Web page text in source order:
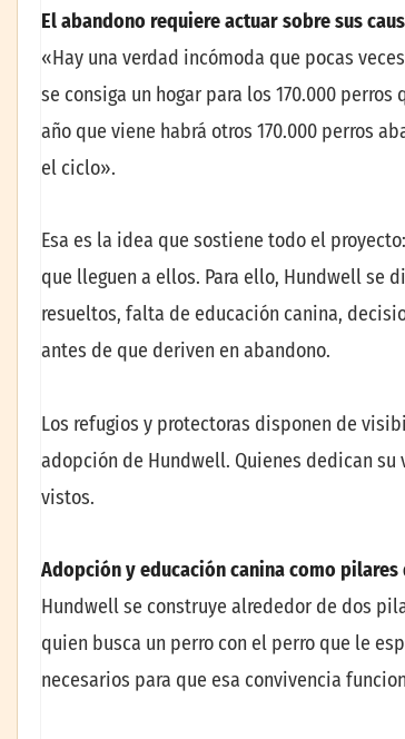
El abandono requiere actuar sobre sus
«Hay una verdad incómoda que pocas
se consiga un hogar para los 170.000
año que viene habrá otros 170.000 perros
el ciclo».
Esa es la idea que sostiene todo el
que lleguen a ellos. Para ello, Hundwell se
resueltos, falta de educación canina,
antes de que deriven en abandono.
Los refugios y protectoras disponen de
adopción de Hundwell. Quienes dedican
vistos.
Adopción y educación canina como
Hundwell se construye alrededor de dos
quien busca un perro con el perro que le
necesarios para que esa convivencia